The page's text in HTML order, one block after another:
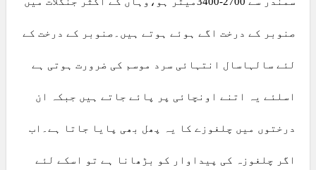
صنوبر کے درخت اگے ہوئے ہوتے ہیں۔صنوبر کے درخت کے
لئے سالہاسال انتہائی سرد موسم کی ضرورت ہوتی ہے
اسلئے یہ اتنے اونچائی پر پائے جاتے ہیں جبکہ ان
درختوں میں چلغوزے کا یہ پھل بھی پایا جاتا ہے۔اب
اگر چلغوزہ کی پیداوار کو بڑھانا ہے تو اسکے لئے